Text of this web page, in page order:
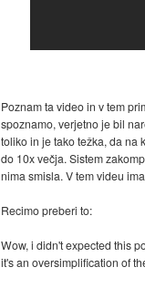
Poznam ta video in v tem
spoznamo, verjetno je bil
toliko in je tako težka, da na
do 10x večja. Sistem
nima smisla. V tem videu
Recimo preberi to:
Wow, i didn't expected this
it's an oversimplification of